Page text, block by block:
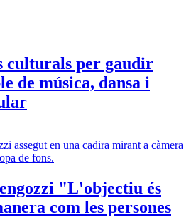
culturals per gaudir
de música, dansa i
"L'objectiu és
com les persones